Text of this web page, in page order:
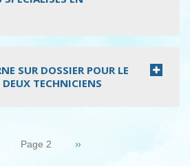
SUR DOSSIER POUR LE
TECHNICIENS
Page 2 Page
››